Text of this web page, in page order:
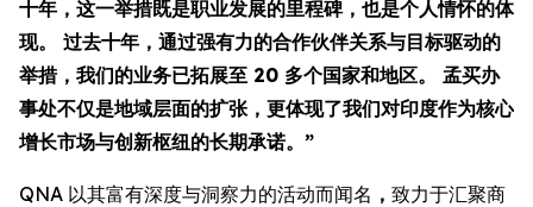
十年，这一举措既是职业发展的里程碑，也是个人情怀的体
现。 过去十年，通过强有力的合作伙伴关系与目标驱动的
举措，我们的业务已拓展至 20 多个国家和地区。 孟买办
事处不仅是地域层面的扩张，更体现了我们对印度作为核心
增长市场与创新枢纽的长期承诺。”
QNA 以其富有深度与洞察力的活动而闻名 ， 致力于汇聚商